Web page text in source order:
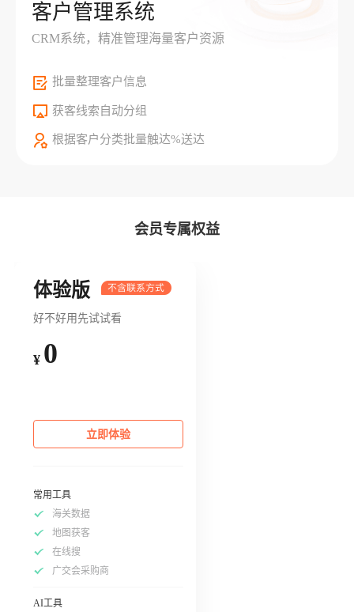
客户管理系统
CRM系统，精准管理海量客户资源
批量整理客户信息
获客线索自动分组
根据客户分类批量触达%送达
会员专属权益
体验版
好不好用先试试看
¥ 0
立即体验
常用工具
海关数据
地图获客
在线搜
广交会采购商
AI工具